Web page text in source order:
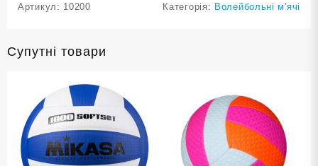
Артикул: 10200 Категорія: Волейбольні м'ячі
Супутні товари